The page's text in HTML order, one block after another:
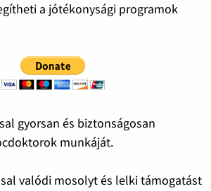
a jótékonysági programok
gyorsan és biztonságosan
munkáját.
valódi mosolyt és lelki támogatást